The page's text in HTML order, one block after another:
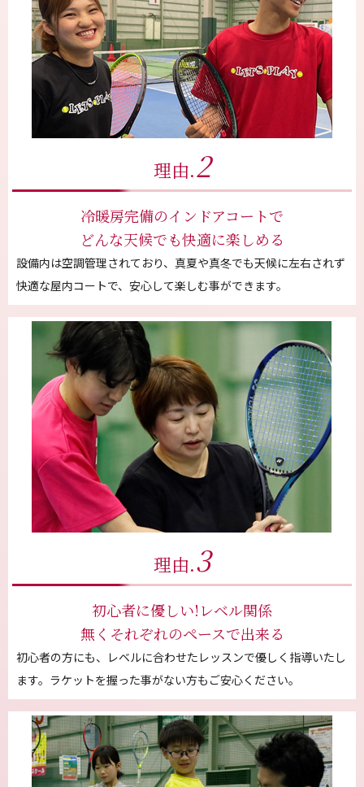
理由.2
冷暖房完備のインドアコートで
どんな天候でも快適に楽しめる
設備内は空調管理されており、真夏や真冬でも天候に左右されず
快適な屋内コートで、安心して楽しむ事ができます。
理由.3
初心者に優しい!レベル関係
無くそれぞれのペースで出来る
初心者の方にも、レベルに合わせたレッスンで優しく指導いたし
ます。ラケットを握った事がない方もご安心ください。